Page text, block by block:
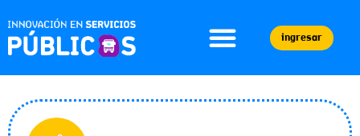
ingresar